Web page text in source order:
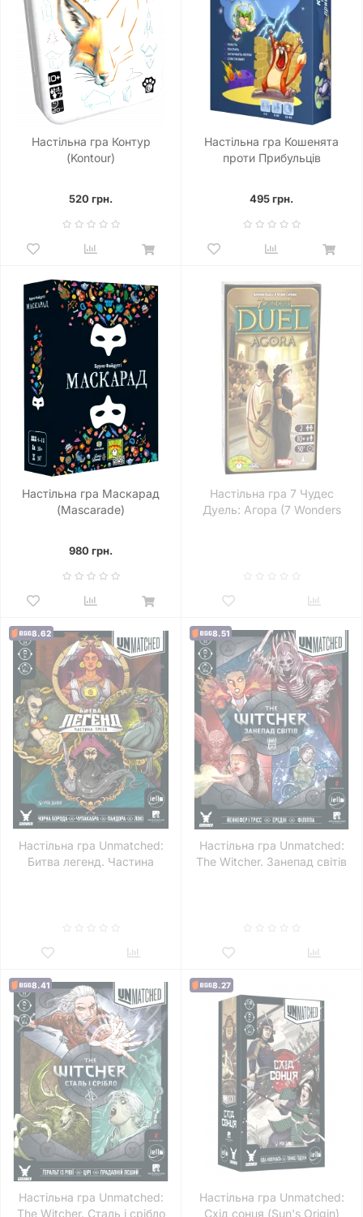
Настільна гра Контур
(Kontour)
520 грн.
Настільна гра Кошенята
проти Прибульців
495 грн.
Настільна гра Маскарад
(Mascarade)
980 грн.
Настільна гра 7 Чудес
Дуель: Агора (7 Wonders
8.62
Настільна гра Unmatched:
Битва легенд. Частина
8.51
Настільна гра Unmatched:
The Witcher. Занепад світів
8.41
Настільна гра Unmatched:
The Witcher. Сталь і срібло
8.27
Настільна гра Unmatched:
Схід сонця (Sun's Origin)